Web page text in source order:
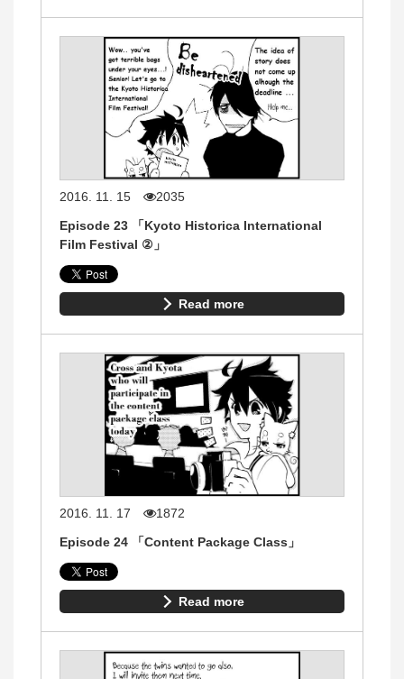
2016. 11. 15
2035
Episode 23 「Kyoto Historica International
Film Festival ②」
Read more
2016. 11. 17
1872
Episode 24 「Content Package Class」
Read more